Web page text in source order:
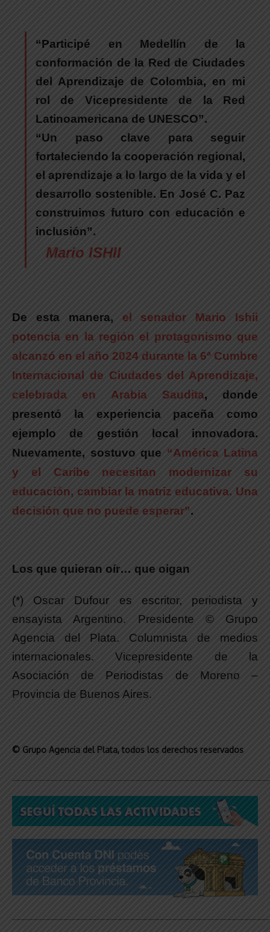
“Participé en Medellín de la
conformación de la Red de Ciudades
del Aprendizaje de Colombia, en mi
rol de Vicepresidente de la Red
Latinoamericana de UNESCO”.
“Un paso clave para seguir
fortaleciendo la cooperación regional,
el aprendizaje a lo largo de la vida y el
desarrollo sostenible. En José C. Paz
construimos futuro con educación e
inclusión”.
Mario ISHII
De esta manera, el senador Mario Ishii
potencia en la región el protagonismo que
alcanzó en el año 2024 durante la 6ª Cumbre
Internacional de Ciudades del Aprendizaje,
celebrada en Arabia Saudita, donde
presentó la experiencia paceña como
ejemplo de gestión local innovadora.
Nuevamente, sostuvo que “América Latina
y el Caribe necesitan modernizar su
educación, cambiar la matriz educativa. Una
decisión que no puede esperar”.
Los que quieran oír… que oigan
(*) Oscar Dufour es escritor, periodista y
ensayista Argentino. Presidente © Grupo
Agencia del Plata. Columnista de medios
internacionales. Vicepresidente de la
Asociación de Periodistas de Moreno –
Provincia de Buenos Aires.
© Grupo Agencia del Plata, todos los derechos reservados